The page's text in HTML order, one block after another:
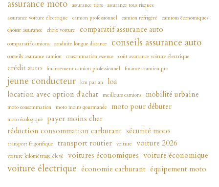
assurance moto assurance tiers assurance tous risques
assurance voiture électrique
camion professionnel camion réfrigéré
camions économiques
choisir assurance
choix voiture comparatif assurance auto
comparatif camions conduite longue distance conseils assurance auto
conseils assurance camion consommation essence coût assurance voiture électrique
crédit auto financement camion professionnel financer camion pro
jeune conducteur km par an
loa
location avec option d'achat meilleurs camions mobilité urbaine
moto consommation moto moins gourmande moto pour débuter
moto écologique
payer moins cher
réduction consommation carburant sécurité moto
transport frigorifique transport routier voiture voiture 2026
voiture kilométrage élevé voitures économiques voiture économique
voiture électrique économie carburant équipement moto